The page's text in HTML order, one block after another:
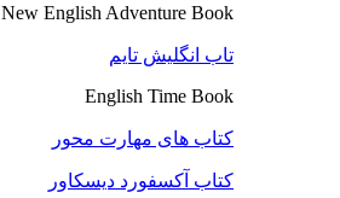
New English Adventure Book
تاب انگلیش تایم
English Time Book
کتاب های مهارت محور
کتاب آکسفورد دیسکاور